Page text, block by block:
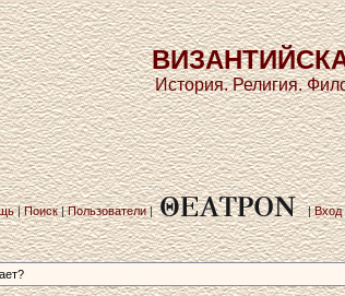
История. Религия.
|Поиск|Пользователи| |Вход